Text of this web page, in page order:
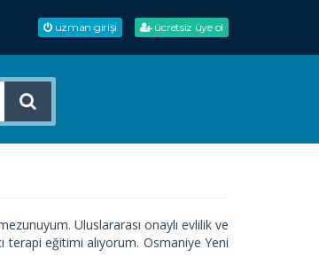
uzman girişi ücretsiz üye ol
Uluslararası onaylı evlilik ve
terapi eğitimi alıyorum. Osmaniye Yeni